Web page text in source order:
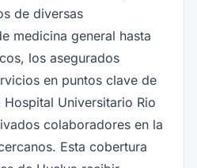
de diversas
medicina general hasta
los asegurados
en puntos clave de
Universitario Rio
colaboradores en la
Esta cobertura